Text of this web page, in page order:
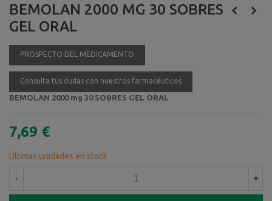
BEMOLAN 2000 MG 30 SOBRES
GEL ORAL
PROSPECTO DEL MEDICAMENTO
Consulta tus dudas con nuestros farmacéuticos
BEMOLAN 2000 mg 30 SOBRES GEL ORAL
7,69 €
Últimas unidades en stock
- +